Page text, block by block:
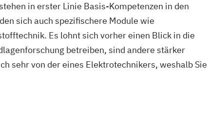
in erster Linie Basis-Kompetenzen in den
sich auch spezifischere Module wie
Es lohnt sich vorher einen Blick in die
betreiben, sind andere stärker
sehr von der eines Elektrotechnikers, weshalb Sie